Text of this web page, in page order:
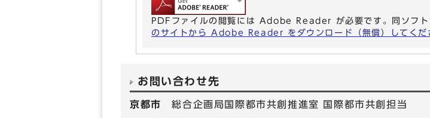
PDFファイルの閲覧には Adobe Reader が必要です。同ソフト
のサイトから Adobe Reader をダウンロード（無償）してくだ
お問い合わせ先
京都市総合企画局国際都市共創推進室 国際都市共創担当